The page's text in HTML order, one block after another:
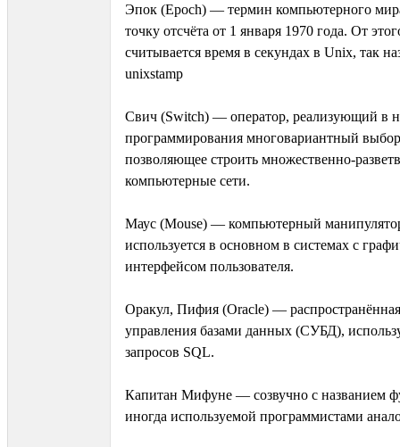
Эпок (Epoch) — термин компьютерного
точку отсчёта от 1 января 1970 года. От
считывается время в секундах в Unix, так
unixstamp
Свич (Switch) — оператор, реализующий в
программирования многовариантный
позволяющее строить множественно-
компьютерные сети.
Маус (Mouse) — компьютерный
используется в основном в системах с
интерфейсом пользователя.
Оракул, Пифия (Oracle) —
управления базами данных (СУБД),
запросов SQL.
Капитан Мифуне — созвучно с названием
иногда используемой программистами